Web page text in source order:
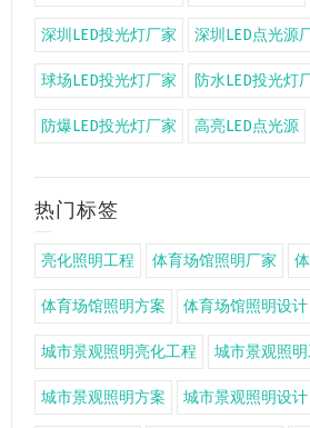
深圳LED投光灯厂家 深圳LED点光源
球场LED投光灯厂家 防水LED投光灯
防爆LED投光灯厂家 高亮LED点光源
热门标签
亮化照明工程 体育场馆照明厂家
体育场馆照明方案 体育场馆照明设计
城市景观照明亮化工程 城市景观照
城市景观照明方案 城市景观照明设计